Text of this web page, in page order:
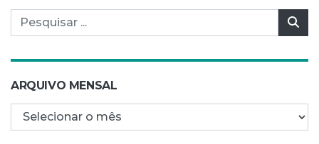
Pesquisar por:
ARQUIVO MENSAL
Arquivo mensal